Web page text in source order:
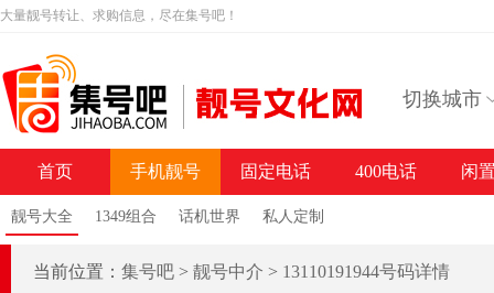
大量靓号转让、求购信息，尽在集号吧！
切换城市
首页 手机靓号
靓号大全 1349组合 话机世界 私人定制
固定电话 400电话 闲
当前位置： 集号吧 > 靓号中介 > 13110191944号码详情